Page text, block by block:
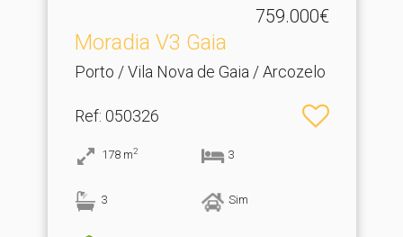
759.000€
Moradia V3 Gaia
Porto / Vila Nova de Gaia / Arcozelo
Ref: 050326
178 m2 3
3 Sim